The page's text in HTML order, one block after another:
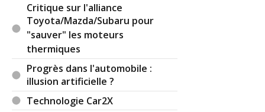
Critique sur l'alliance
Toyota/Mazda/Subaru pour
"sauver" les moteurs
thermiques
Progrès dans l'automobile :
illusion artificielle ?
Technologie Car2X